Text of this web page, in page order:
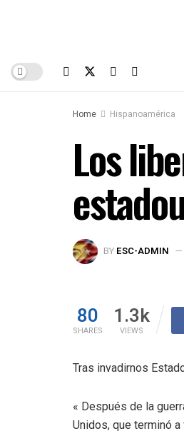
Home Hispanoamérica
Los
BY ESC-ADMIN
80
SHARES
1.3k
VIEWS
Tras invadirnos
« Después de la
Unidos, que terminó